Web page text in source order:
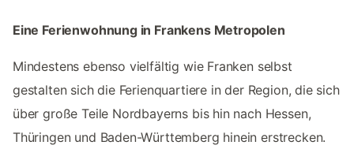
Eine Ferienwohnung in Frankens Metropolen
Mindestens ebenso vielfältig wie Franken selbst
gestalten sich die Ferienquartiere in der Region, die sich
über große Teile Nordbayerns bis hin nach Hessen,
Thüringen und Baden-Württemberg hinein erstrecken.